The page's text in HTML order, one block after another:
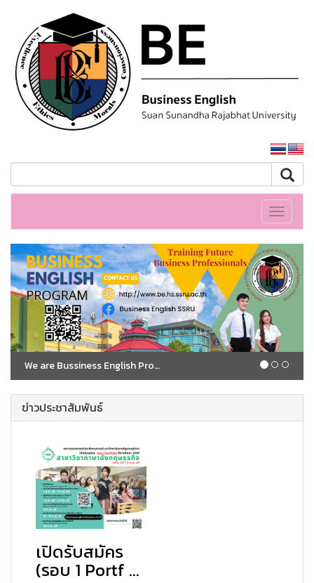
Toggle
We are Bussiness English Program
ข่าวประชาสัมพันธ์
เปิดรับสมัคร
(รอบ 1 Portf ...